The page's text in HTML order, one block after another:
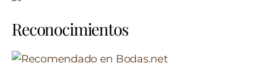
Reconocimientos